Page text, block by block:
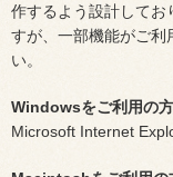
作するよう設計してお
すが、一部機能がご利
い。
Windowsをご利用の方
Microsoft Internet